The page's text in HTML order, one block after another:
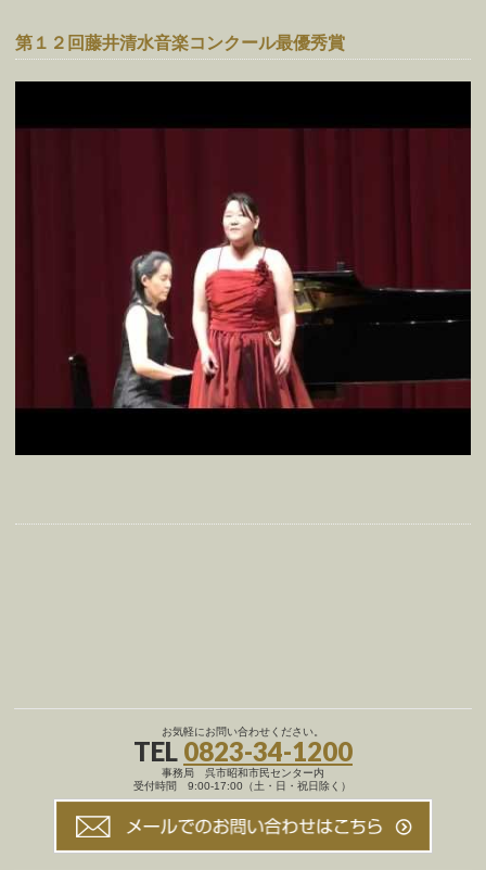
第１２回藤井清水音楽コンクール最優秀賞
お気軽にお問い合わせください。
TEL 0823-34-1200
事務局 呉市昭和市民センター内
受付時間 9:00-17:00（土・日・祝日除く）